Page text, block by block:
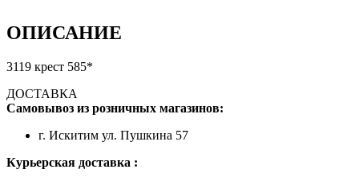
ОПИСАНИЕ
3119 крест 585*
ДОСТАВКА
Самовывоз из розничных магазинов:
г. Искитим ул. Пушкина 57
Курьерская доставка :